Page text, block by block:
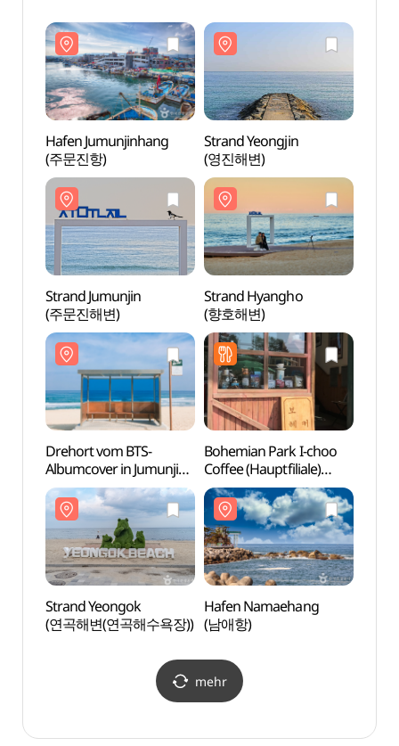
Hafen Jumunjinhang
(주문진항)
Strand Yeongjin
(영진해변)
Strand Jumunjin
(주문진해변)
Strand Hyangho
(향호해변)
Drehort vom BTS-
Albumcover in Jumunjin
(Bushaltestelle) (주문진읍
BTS 앨범사진 촬영지
(버스정류장))
Bohemian Park I-choo
Coffee (Hauptfiliale)
(보헤미안박이추커피본
점)
Strand Yeongok
(연곡해변(연곡해수욕장))
Hafen Namaehang
(남애항)
mehr